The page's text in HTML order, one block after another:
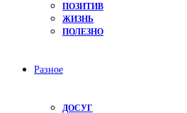
ПОЗИТИВ
ЖИЗНЬ
ПОЛЕЗНО
Разное
ДОСУГ